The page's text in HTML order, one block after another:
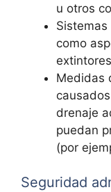
u otros
como
Medidas
drenaje
puedan
(por
Seguridad